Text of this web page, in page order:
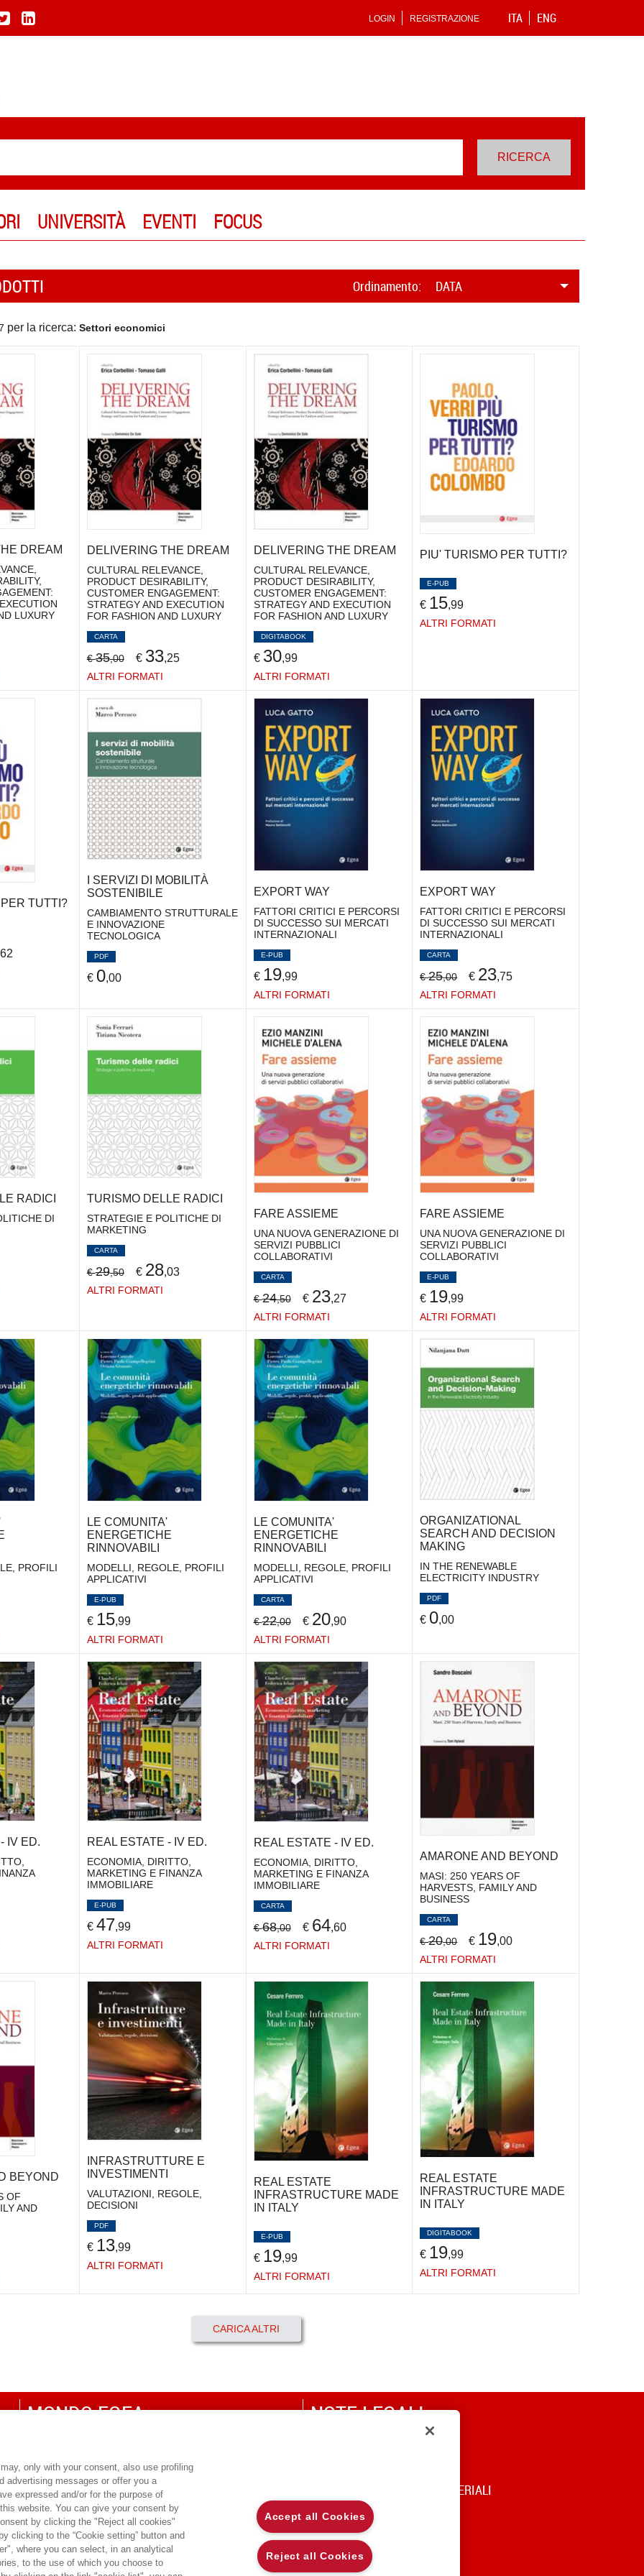
ITA ENG
LOGIN REGISTRAZIONE
UNIVERSITÀ EVENTI FOCUS
Ordinamento: DATA
per la ricerca: Settori economici
DREAM
LUXURY
DELIVERING THE DREAM
CULTURAL RELEVANCE,
PRODUCT DESIRABILITY,
CUSTOMER ENGAGEMENT:
STRATEGY AND EXECUTION
FOR FASHION AND LUXURY
CARTA
€35,00 € 33,25
ALTRI FORMATI
DELIVERING THE DREAM
CULTURAL RELEVANCE,
PRODUCT DESIRABILITY,
CUSTOMER ENGAGEMENT:
STRATEGY AND EXECUTION
FOR FASHION AND LUXURY
DIGITABOOK
€ 30,99
ALTRI FORMATI
PIU' TURISMO PER TUTTI?
E-PUB
€ 15,99
ALTRI FORMATI
TUTTI?
I SERVIZI DI MOBILITÀ
SOSTENIBILE
CAMBIAMENTO STRUTTURALE
E INNOVAZIONE
TECNOLOGICA
PDF
€ 0,00
EXPORT WAY
FATTORI CRITICI E PERCORSI
DI SUCCESSO SUI MERCATI
INTERNAZIONALI
E-PUB
€ 19,99
ALTRI FORMATI
EXPORT WAY
FATTORI CRITICI E PERCORSI
DI SUCCESSO SUI MERCATI
INTERNAZIONALI
CARTA
€25,00 € 23,75
ALTRI FORMATI
RADICI
DI
TURISMO DELLE RADICI
STRATEGIE E POLITICHE DI
MARKETING
CARTA
€29,50 € 28,03
ALTRI FORMATI
FARE ASSIEME
UNA NUOVA GENERAZIONE DI
SERVIZI PUBBLICI
COLLABORATIVI
CARTA
€24,50 € 23,27
ALTRI FORMATI
FARE ASSIEME
UNA NUOVA GENERAZIONE DI
SERVIZI PUBBLICI
COLLABORATIVI
E-PUB
€ 19,99
ALTRI FORMATI
PROFILI
LE COMUNITA'
ENERGETICHE
RINNOVABILI
MODELLI, REGOLE, PROFILI
APPLICATIVI
E-PUB
€ 15,99
ALTRI FORMATI
LE COMUNITA'
ENERGETICHE
RINNOVABILI
MODELLI, REGOLE, PROFILI
APPLICATIVI
CARTA
€22,00 € 20,90
ALTRI FORMATI
ORGANIZATIONAL
SEARCH AND DECISION
MAKING
IN THE RENEWABLE
ELECTRICITY INDUSTRY
PDF
€ 0,00
IV ED. REAL ESTATE - IV ED.
ECONOMIA, DIRITTO,
MARKETING E FINANZA
IMMOBILIARE
E-PUB
€ 47,99
ALTRI FORMATI
REAL ESTATE - IV ED.
ECONOMIA, DIRITTO,
MARKETING E FINANZA
IMMOBILIARE
CARTA
€68,00 € 64,60
ALTRI FORMATI
AMARONE AND BEYOND
MASI: 250 YEARS OF
HARVESTS, FAMILY AND
BUSINESS
CARTA
€20,00 € 19,00
ALTRI FORMATI
BEYOND
OF
AND
INFRASTRUTTURE E
INVESTIMENTI
VALUTAZIONI, REGOLE,
DECISIONI
PDF
€ 13,99
ALTRI FORMATI
REAL ESTATE
INFRASTRUCTURE MADE
IN ITALY
E-PUB
€ 19,99
ALTRI FORMATI
REAL ESTATE
INFRASTRUCTURE MADE
IN ITALY
DIGITABOOK
€ 19,99
ALTRI FORMATI
CARICA ALTRI
MONDO EGEA
SDA BOCCONI SCHOOL OF MANAGEMENT
NOTE LEGALI
CODICE DI UTILIZZO DEI MATERIALI
only with your consent, also use profiling
advertising messages or offer you a
expressed and/or for the purpose of
website. You can give your consent by
by clicking the "Reject all cookies"
clicking to the “Cookie setting” button and
where you can select, in an analytical
to the use of which you choose to
Accept all Cookies
Reject all Cookies